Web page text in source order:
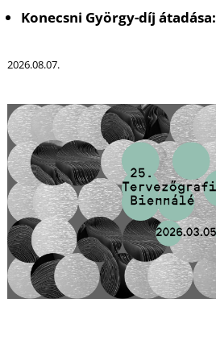
Konecsni György-díj átadása:
2026.08.07.